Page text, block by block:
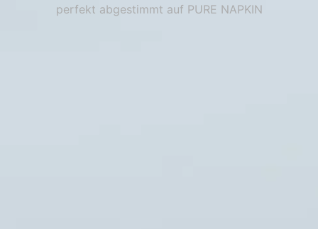
perfekt abgestimmt auf PURE NAPKIN